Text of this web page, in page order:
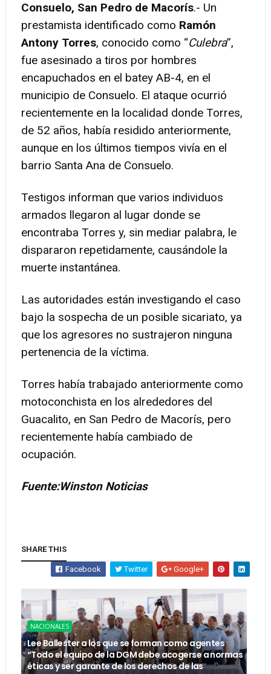
Consuelo, San Pedro de Macorís.- Un
prestamista identificado como Ramón
Antony Torres, conocido como “Culebra”,
fue asesinado a tiros por hombres
encapuchados en el batey AB-4, en el
municipio de Consuelo. El ataque ocurrió
recientemente en la localidad donde Torres,
de 52 años, había residido anteriormente,
aunque en los últimos tiempos vivía en el
barrio Santa Ana de Consuelo.
Testigos informan que varios individuos
armados llegaron al lugar donde se
encontraba Torres y, sin mediar palabra, le
dispararon repetidamente, causándole la
muerte instantánea.
Las autoridades están investigando el caso
bajo la sospecha de un posible sicariato, ya
que los agresores no sustrajeron ninguna
pertenencia de la víctima.
Torres había trabajado anteriormente como
motoconchista en los alrededores del
Guacalito, en San Pedro de Macorís, pero
recientemente había cambiado de
ocupación.
Fuente:Winston Noticias
SHARE THIS
Facebook Twitter Google+
NACIONALES
Lee Ballester a los que se forman como agentes
“Todo el equipo de la DGM debe acogerse a normas
éticas y ser garante de los derechos de las